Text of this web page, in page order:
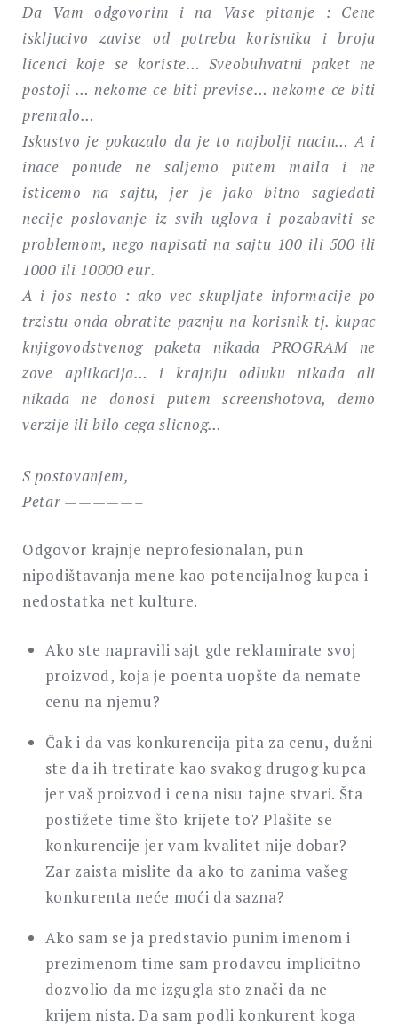
Da Vam odgovorim i na Vase pitanje : Cene
iskljucivo zavise od potreba korisnika i broja
licenci koje se koriste… Sveobuhvatni paket ne
postoji … nekome ce biti previse… nekome ce biti
premalo…
Iskustvo je pokazalo da je to najbolji nacin… A i
inace ponude ne saljemo putem maila i ne
isticemo na sajtu, jer je jako bitno sagledati
necije poslovanje iz svih uglova i pozabaviti se
problemom, nego napisati na sajtu 100 ili 500 ili
1000 ili 10000 eur.
A i jos nesto : ako vec skupljate informacije po
trzistu onda obratite paznju na korisnik tj. kupac
knjigovodstvenog paketa nikada PROGRAM ne
zove aplikacija… i krajnju odluku nikada ali
nikada ne donosi putem screenshotova, demo
verzije ili bilo cega slicnog…
S postovanjem,
Petar —————–
Odgovor krajnje neprofesionalan, pun
nipodištavanja mene kao potencijalnog kupca i
nedostatka net kulture.
Ako ste napravili sajt gde reklamirate svoj
proizvod, koja je poenta uopšte da nemate
cenu na njemu?
Čak i da vas konkurencija pita za cenu, dužni
ste da ih tretirate kao svakog drugog kupca
jer vaš proizvod i cena nisu tajne stvari. Šta
postižete time što krijete to? Plašite se
konkurencije jer vam kvalitet nije dobar?
Zar zaista mislite da ako to zanima vašeg
konkurenta neće moći da sazna?
Ako sam se ja predstavio punim imenom i
prezimenom time sam prodavcu implicitno
dozvolio da me izgugla sto znači da ne
krijem nista. Da sam podli konkurent koga